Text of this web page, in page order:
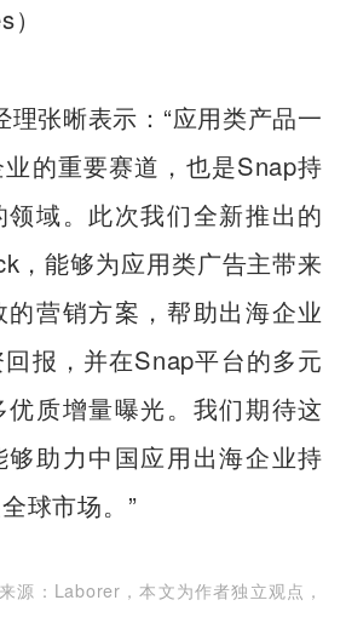
张晰表示：“应用类产品一
的重要赛道，也是Snap持
域。此次我们全新推出的
，能够为应用类广告主带来
营销方案，帮助出海企业
报，并在Snap平台的多元
质增量曝光。我们期待这
助力中国应用出海企业持
球市场。”
源：Laborer，本文为作者独立观点，